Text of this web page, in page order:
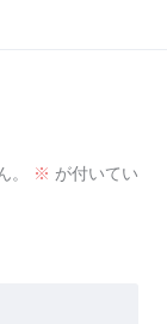
。 ※ が付いてい